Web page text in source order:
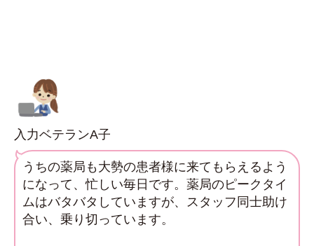
入力ベテランA子
うちの薬局も大勢の患者様に来てもらえるよう
になって、忙しい毎日です。薬局のピークタイ
ムはバタバタしていますが、スタッフ同士助け
合い、乗り切っています。